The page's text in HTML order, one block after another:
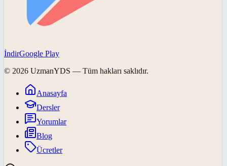
İndirGoogle Play
© 2026 UzmanYDS — Tüm hakları saklıdır.
Anasayfa
Dersler
Yorumlar
Blog
Ücretler